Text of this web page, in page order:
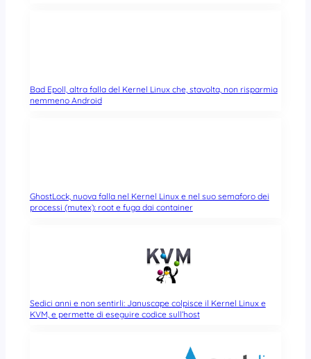
Bad Epoll, altra falla del Kernel Linux che, stavolta, non risparmia
nemmeno Android
GhostLock, nuova falla nel Kernel Linux e nel suo semaforo dei
processi (mutex): root e fuga dai container
Sedici anni e non sentirli: Januscape colpisce il Kernel Linux e
KVM, e permette di eseguire codice sull’host